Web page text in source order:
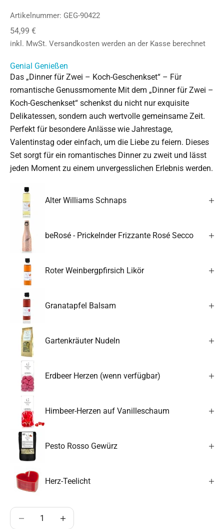
Artikelnummer: GEG-90422
Angebot
54,99 €
inkl. MwSt. Versandkosten werden an der Kasse berechnet
Genial Genießen
Das „Dinner für Zwei – Koch-Geschenkset“ – Für
romantische Genussmomente Mit dem „Dinner für Zwei –
Koch-Geschenkset“ schenkst du nicht nur exquisite
Delikatessen, sondern auch wertvolle gemeinsame Zeit.
Perfekt für besondere Anlässe wie Jahrestage,
Valentinstag oder einfach, um die Liebe zu feiern. Dieses
Set sorgt für ein romantisches Dinner zu zweit und lässt
jeden Moment zu einem unvergesslichen Erlebnis werden.
Alter Williams Schnaps
beRosé - Prickelnder Frizzante Rosé Secco
Roter Weinbergpfirsich Likör
Granatapfel Balsam
Gartenkräuter Nudeln
Erdbeer Herzen (wenn verfügbar)
Himbeer-Herzen auf Vanilleschaum
Pesto Rosso Gewürz
Herz-Teelicht
Anzahl verringernAnzahl erhöhen